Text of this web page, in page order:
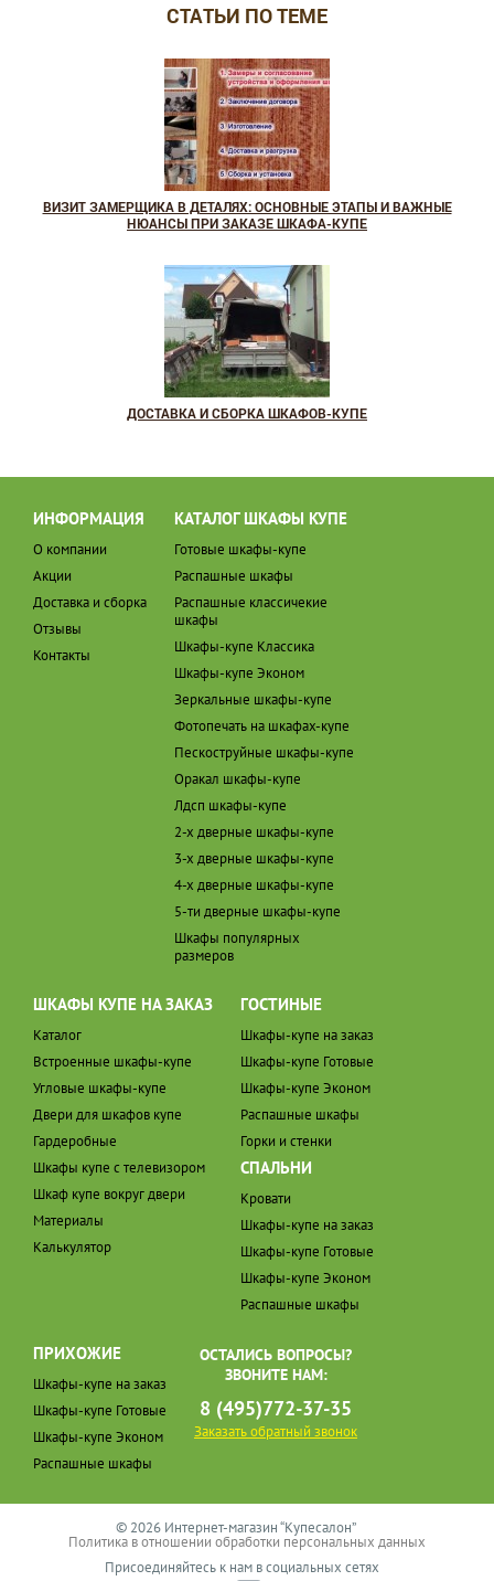
СТАТЬИ ПО ТЕМЕ
ВИЗИТ ЗАМЕРЩИКА В ДЕТАЛЯХ: ОСНОВНЫЕ ЭТАПЫ И ВАЖНЫЕ
НЮАНСЫ ПРИ ЗАКАЗЕ ШКАФА-КУПЕ
ДОСТАВКА И СБОРКА ШКАФОВ-КУПЕ
ИНФОРМАЦИЯ
О компании
Акции
Доставка и сборка
Отзывы
Контакты
КАТАЛОГ ШКАФЫ КУПЕ
Готовые шкафы-купе
Распашные шкафы
Распашные классичекие
шкафы
Шкафы-купе Классика
Шкафы-купе Эконом
Зеркальные шкафы-купе
Фотопечать на шкафах-купе
Пескоструйные шкафы-купе
Оракал шкафы-купе
Лдсп шкафы-купе
2-х дверные шкафы-купе
3-х дверные шкафы-купе
4-х дверные шкафы-купе
5-ти дверные шкафы-купе
Шкафы популярных
размеров
ШКАФЫ КУПЕ НА ЗАКАЗ
Каталог
Встроенные шкафы-купе
Угловые шкафы-купе
Двери для шкафов купе
Гардеробные
Шкафы купе с телевизором
Шкаф купе вокруг двери
Материалы
Калькулятор
ГОСТИНЫЕ
Шкафы-купе на заказ
Шкафы-купе Готовые
Шкафы-купе Эконом
Распашные шкафы
Горки и стенки
СПАЛЬНИ
Кровати
Шкафы-купе на заказ
Шкафы-купе Готовые
Шкафы-купе Эконом
Распашные шкафы
ПРИХОЖИЕ
Шкафы-купе на заказ
Шкафы-купе Готовые
Шкафы-купе Эконом
Распашные шкафы
ОСТАЛИСЬ ВОПРОСЫ?
ЗВОНИТЕ НАМ:
8 (495)772-37-35
Заказать обратный звонок
© 2026 Интернет-магазин “Купесалон”
Политика в отношении обработки персональных данных
Присоединяйтесь к нам в социальных сетях